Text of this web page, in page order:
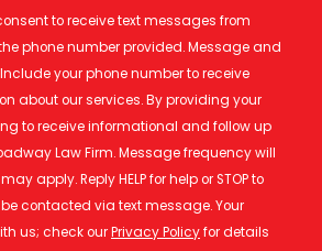
to receive text messages from
phone number provided. Message and
your phone number to receive
about our services. By providing your
to receive informational and follow up
Law Firm. Message frequency will
apply. Reply HELP for help or STOP to
contacted via text message. Your
us; check ourPrivacy Policyfor details